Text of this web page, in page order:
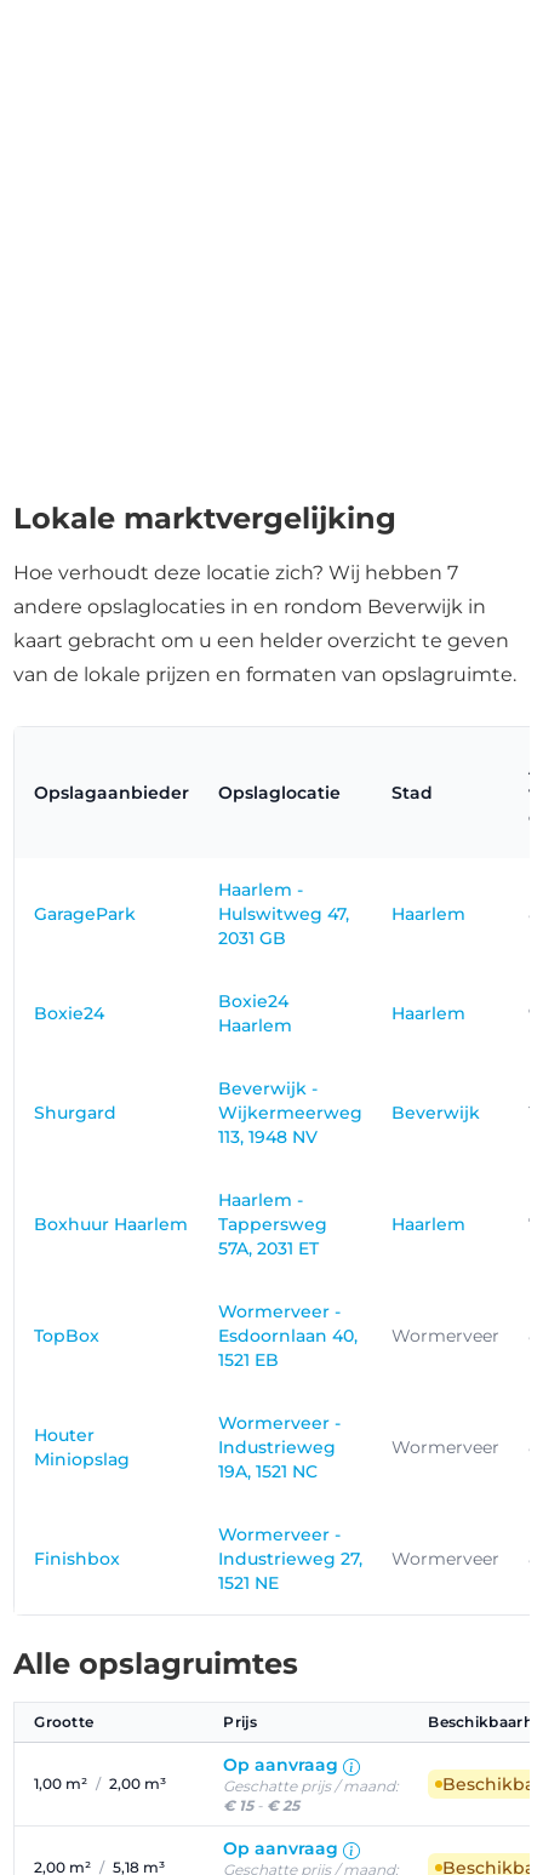
Lokale marktvergelijking
Hoe verhoudt deze locatie zich? Wij hebben 7
andere opslaglocaties in en rondom Beverwijk in
kaart gebracht om u een helder overzicht te geven
van de lokale prijzen en formaten van opslagruimte.
Opslagaanbieder Opslaglocatie Stad
GaragePark
Haarlem -
Hulswitweg 47,
2031 GB
Haarlem
Boxie24
Boxie24
Haarlem
Haarlem
Shurgard
Beverwijk -
Wijkermeerweg
113, 1948 NV
Beverwijk
Boxhuur Haarlem
Haarlem -
Tappersweg
57A, 2031 ET
Haarlem
TopBox
Wormerveer -
Esdoornlaan 40,
1521 EB
Wormerveer
Houter
Miniopslag
Wormerveer -
Industrieweg
19A, 1521 NC
Wormerveer
Finishbox
Wormerveer -
Industrieweg 27,
1521 NE
Wormerveer
Alle opslagruimtes
Grootte Prijs
1,00 m² / 2,00 m³
Op aanvraag
Geschatte prijs / maand:
€ 15- € 25
2,00 m² / 5,18 m³
Op aanvraag
Geschatte prijs / maand: